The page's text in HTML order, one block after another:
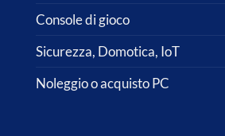
Console di gioco
Sicurezza, Domotica, IoT
Noleggio o acquisto PC